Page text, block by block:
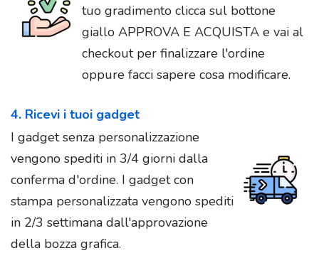
tuo gradimento clicca sul bottone
giallo APPROVA E ACQUISTA e vai al
checkout per finalizzare l'ordine
oppure facci sapere cosa modificare.
4. Ricevi i tuoi gadget
I gadget senza personalizzazione
vengono spediti in 3/4 giorni dalla
conferma d'ordine. I gadget con
stampa personalizzata vengono spediti
in 2/3 settimana dall'approvazione
della bozza grafica.